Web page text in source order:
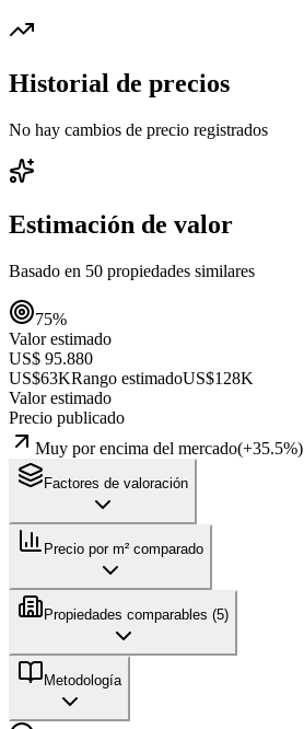
Historial de precios
No hay cambios de precio registrados
Estimación de valor
Basado en 50 propiedades similares
75%
Valor estimado
US$ 95.880
US$63KRango estimadoUS$128K
Valor estimado
Precio publicado
Muy por encima del mercado(+35.5%)
Factores de valoración
Precio por m² comparado
Propiedades comparables (5)
Metodología